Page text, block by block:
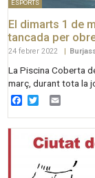
ESPORTS
El dimarts 1 de
tancada per
24 febrer 2022 |
La Piscina Coberta
març, durant tota la
Facebook
Twitter